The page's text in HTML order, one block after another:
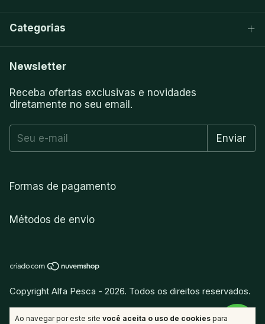
Ao navegar por este site você aceita o uso de cookies para
Categorias
Newsletter
Receba ofertas exclusivas e novidades
diretamente no seu email.
Formas de pagamento
Métodos de envio
Copyright Alfa Pesca - 2026. Todos os direitos reservados.
Desenvolvido porvitamina.